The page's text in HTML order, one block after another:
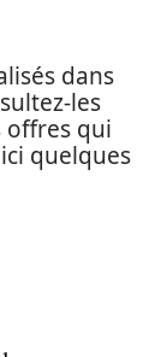
dans
les
qui
quelques